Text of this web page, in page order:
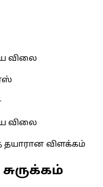
விலை
விலை
தயாரான விளக்கம்